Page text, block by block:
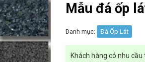
Mẫu đá ốp
Danh mục: Đá Ốp Lát
Khách hàng có nhu